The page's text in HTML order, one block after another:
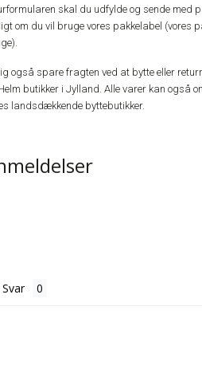
skal du udfylde og sende med
om du vil bruge vores pakkelabel (vores
også spare fragten ved at bytte eller
butikker i Jylland. Alle varer kan også
landsdækkende byttebutikker.